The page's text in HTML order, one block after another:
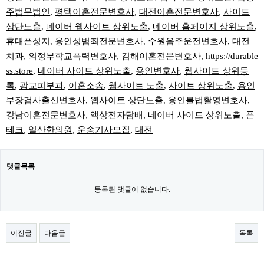
주법무법인 , 평택이혼전문변호사, 대전이혼전문변호사, 사이트
상단노출, 네이버 웹사이트 상위노출, 네이버 홈페이지 상위노출,
휴대폰성지 , 용인성범죄전문변호사, 수원음주운전변호사, 대전
치과, 의정부학교폭력변호사, 김해이혼전문변호사, https://durable
ss.store, 네이버 사이트 상위노출, 용인변호사, 웹사이트 상위등
록, 광교피부과, 이혼소송, 웹사이트 노출, 사이트 상위노출, 용인
부장검사출신변호사, 웹사이트 상단노출, 용인불법촬영변호사,
강남이혼전문변호사, 액상전자담배 , 네이버 사이트 상위노출, 폰
테크, 일산한의원 , 운송기사모집, 대전
댓글목록
등록된 댓글이 없습니다.
이전글 다음글 목록